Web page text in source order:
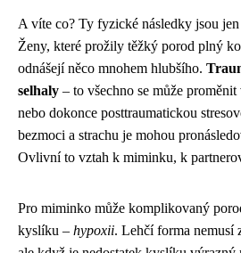
A víte co? Ty fyzické následky jsou jen
Ženy, které prožily těžký porod plný
odnášejí něco mnohem hlubšího.
selhaly – to všechno se může
nebo dokonce posttraumatickou
bezmoci a strachu je mohou
Ovlivní to vztah k miminku, k
Pro miminko může komplikovaný
kyslíku – hypoxii. Lehčí forma nemusí